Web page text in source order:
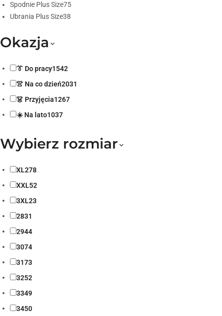
Spodnie Plus Size75
Ubrania Plus Size38
Okazja
👔 Do pracy1542
👚 Na co dzień2031
👗 Przyjęcia1267
☀️ Na lato1037
Wybierz rozmiar
XL278
XXL52
3XL23
2831
2944
3074
3173
3252
3349
3450